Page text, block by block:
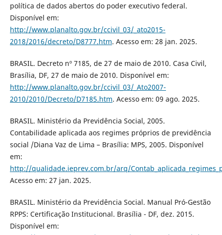
política de dados abertos do poder executivo federal.
Disponível em:
http://www.planalto.gov.br/ccivil_03/_ato2015-
2018/2016/decreto/D8777.htm. Acesso em: 28 jan. 2025.
BRASIL. Decreto nº 7185, de 27 de maio de 2010. Casa Civil,
Brasília, DF, 27 de maio de 2010. Disponível em:
http://www.planalto.gov.br/ccivil_03/_Ato2007-
2010/2010/Decreto/D7185.htm. Acesso em: 09 ago. 2025.
BRASIL. Ministério da Previdência Social, 2005.
Contabilidade aplicada aos regimes próprios de previdência
social /Diana Vaz de Lima – Brasília: MPS, 2005. Disponível
em:
http://qualidade.ieprev.com.br/arq/
Acesso em: 27 jan. 2025.
BRASIL. Ministério da Previdência Social. Manual Pró-Gestão
RPPS: Certificação Institucional. Brasília - DF, dez. 2015.
Disponível em: